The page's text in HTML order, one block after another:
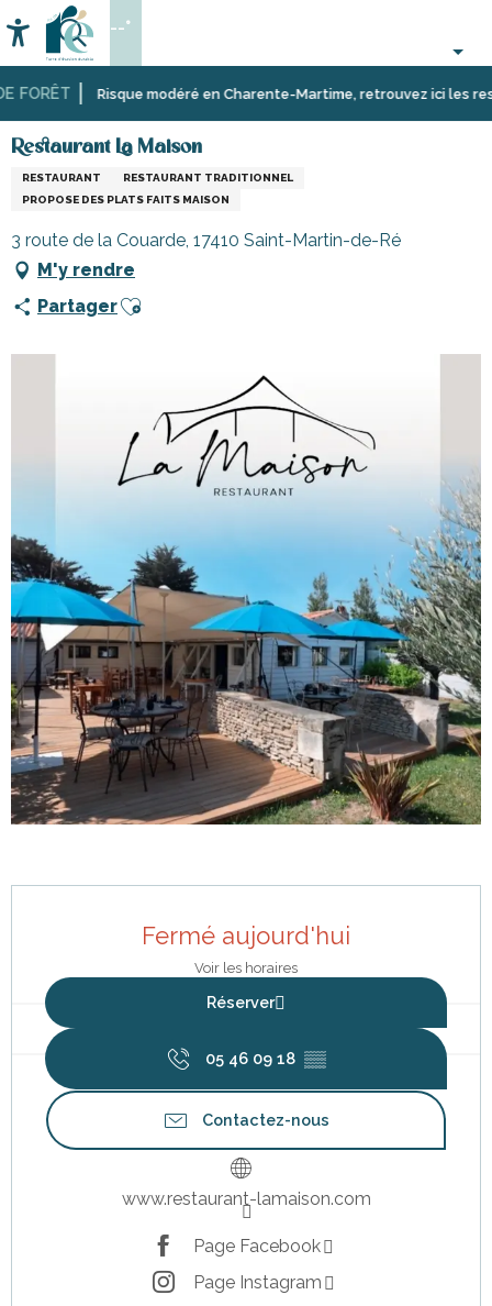
au
contenu
principal
Risque modéré en Charente-Martime, retrouvez ici les
Accessibilité
Recherche
--°
Accueil
Se
sur
de
Ré
RestaurantsRestaurantsRestaurant La Maison
Restaurant La Maison
RESTAURANT
RESTAURANT TRADITIONNEL
PROPOSE DES PLATS FAITS MAISON
3 route de la Couarde, 17410 Saint-Martin-de-Ré
M'y rendre
PartagerAjouter aux favoris
Fermé aujourd'hui
Voir les horaires
Réserver
05 46 09 18 ▒▒
Contactez-nous
www.restaurant-lamaison.com
Page Facebook
Page Instagram